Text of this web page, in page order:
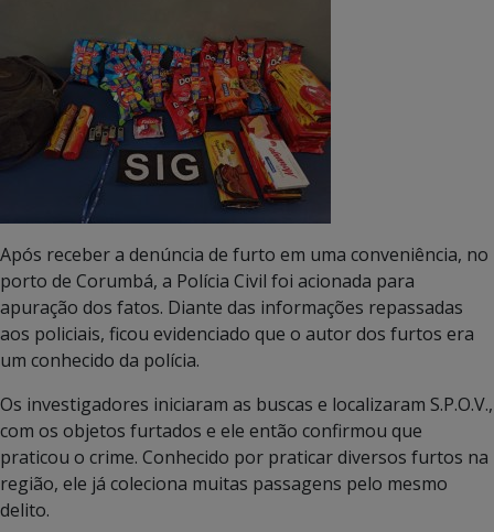
Após receber a denúncia de furto em uma conveniência, no
porto de Corumbá, a Polícia Civil foi acionada para
apuração dos fatos. Diante das informações repassadas
aos policiais, ficou evidenciado que o autor dos furtos era
um conhecido da polícia.
Os investigadores iniciaram as buscas e localizaram S.P.O.V.,
com os objetos furtados e ele então confirmou que
praticou o crime. Conhecido por praticar diversos furtos na
região, ele já coleciona muitas passagens pelo mesmo
delito.